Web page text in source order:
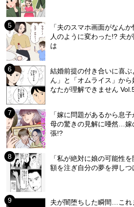
「夫のスマホ画面がなん
人のように変わった!? 夫
は
結婚前提の付き合いに喜
ん」と「オムライス」か
なたが理解できません Vol.5
「嫁に問題があるから息
母の驚きの見解に唖然…嫁
張!?
「私が絶対に娘の可能性
額を注ぎ自分の夢を押し
夫が闇堕ちした瞬間…これ